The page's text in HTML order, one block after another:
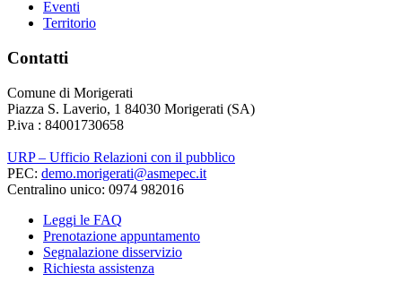
Eventi
Territorio
Contatti
Comune di Morigerati
Piazza S. Laverio, 1 84030 Morigerati (SA)
P.iva : 84001730658
URP – Ufficio Relazioni con il pubblico
PEC: demo.morigerati@asmepec.it
Centralino unico: 0974 982016
Leggi le FAQ
Prenotazione appuntamento
Segnalazione disservizio
Richiesta assistenza